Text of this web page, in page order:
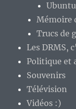
Mémoire
Trucs de
Les DRMS,
Politique et
Souvenirs
Télévision
Vidéos :)